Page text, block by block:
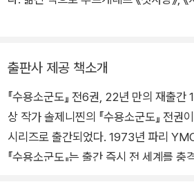
격적인 작품 활동을 시작했다. 1962년 첫 작품 『이반 제니소비치
원고를 압수당했다. 1970년 노벨 문학상
당시에는 소련으로 돌아오지 못할 것을
지 못했다. 1974년 2월에 체포되어 독
로 이주했다가 1976년 미국으로 망명한
에 살면서 『붉은 수레바퀴』의 집필에
살 수 없다》, 솔제니친 《이반 데니소비치
출판사 제공 책소개
『수용소군도』 전6권, 22년 만의 재출간 1970년 노벨 문학상 수
상 작가 솔제니찐의 『수용소군도』 전권
시리즈로 출간되었다. 1973년 파리
『수용소군도』는 출간 즉시 전 세계를 충